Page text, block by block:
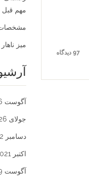
مهم قبل
مشخصات
میز
آگوست 2026
جولای 2026
دسامبر 2022
اکتبر 2021
آگوست 2019
97 دیدگاه